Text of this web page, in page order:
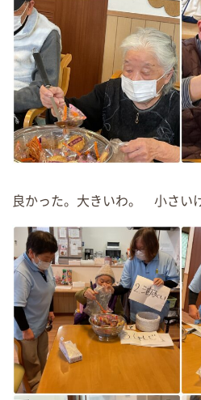
良かった。大きいわ。 小さい